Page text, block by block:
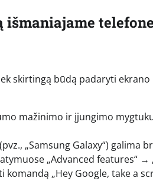
telefone
skirtingą būdą padaryti
mažinimo ir įjungimo
„Samsung Galaxy“)
„Advanced features“ →
komandą „Hey Google, take a